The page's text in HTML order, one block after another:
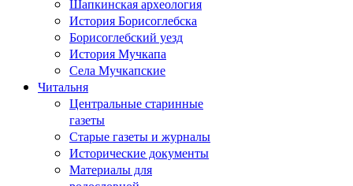
Шапкинская археология
История Борисоглебска
Борисоглебский уезд
История Мучкапа
Села Мучкапские
Читальня
Центральные старинные
газеты
Старые газеты и журналы
Исторические документы
Материалы для